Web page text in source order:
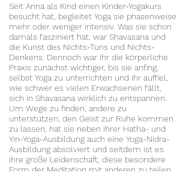
Seit Anna als Kind einen Kinder-Yogakurs
besucht hat, begleitet Yoga sie phasenweise
mehr oder weniger intensiv. Was sie schon
damals fasziniert hat, war Shavasana und
die Kunst des Nichts-Tuns und Nichts-
Denkens. Dennoch war ihr die körperliche
Praxis zunächst wichtiger, bis sie anfing,
selbst Yoga zu unterrichten und ihr auffiel,
wie schwer es vielen Erwachsenen fällt,
sich in Shavasana wirklich zu entspannen.
Um Wege zu finden, andere zu
unterstützen, den Geist zur Ruhe kommen
zu lassen, hat sie neben ihrer Hatha- und
Yin-Yoga-Ausbildung auch eine Yoga-Nidra-
Ausbildung absolviert und seitdem ist es
ihre große Leidenschaft, diese besondere
Form der Meditation mit anderen zu teilen.